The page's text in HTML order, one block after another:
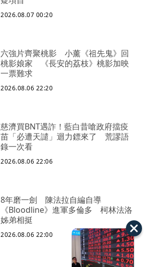
2026.08.07 00:20
六強片齊聚桃影 小薰《祖先鬼》回
桃影娘家 《長安的荔枝》桃影加映
一票難求
2026.08.06 22:20
慈濟買BNT遇詐！藍白昔嗆政府擋疫
苗「必遭天譴」迴力鏢來了 荒謬語
錄一次看
2026.08.06 22:06
8年磨一劍 陳法拉自編自導
《Bloodline》進軍多倫多 柯林法洛
姊弟相挺
2026.08.06 22:00